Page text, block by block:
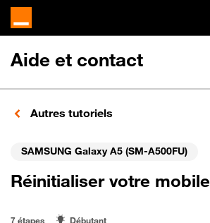
Aide et contact
Autres tutoriels
SAMSUNG Galaxy A5 (SM-A500FU)
Réinitialiser votre mobile
7 étapes Débutant